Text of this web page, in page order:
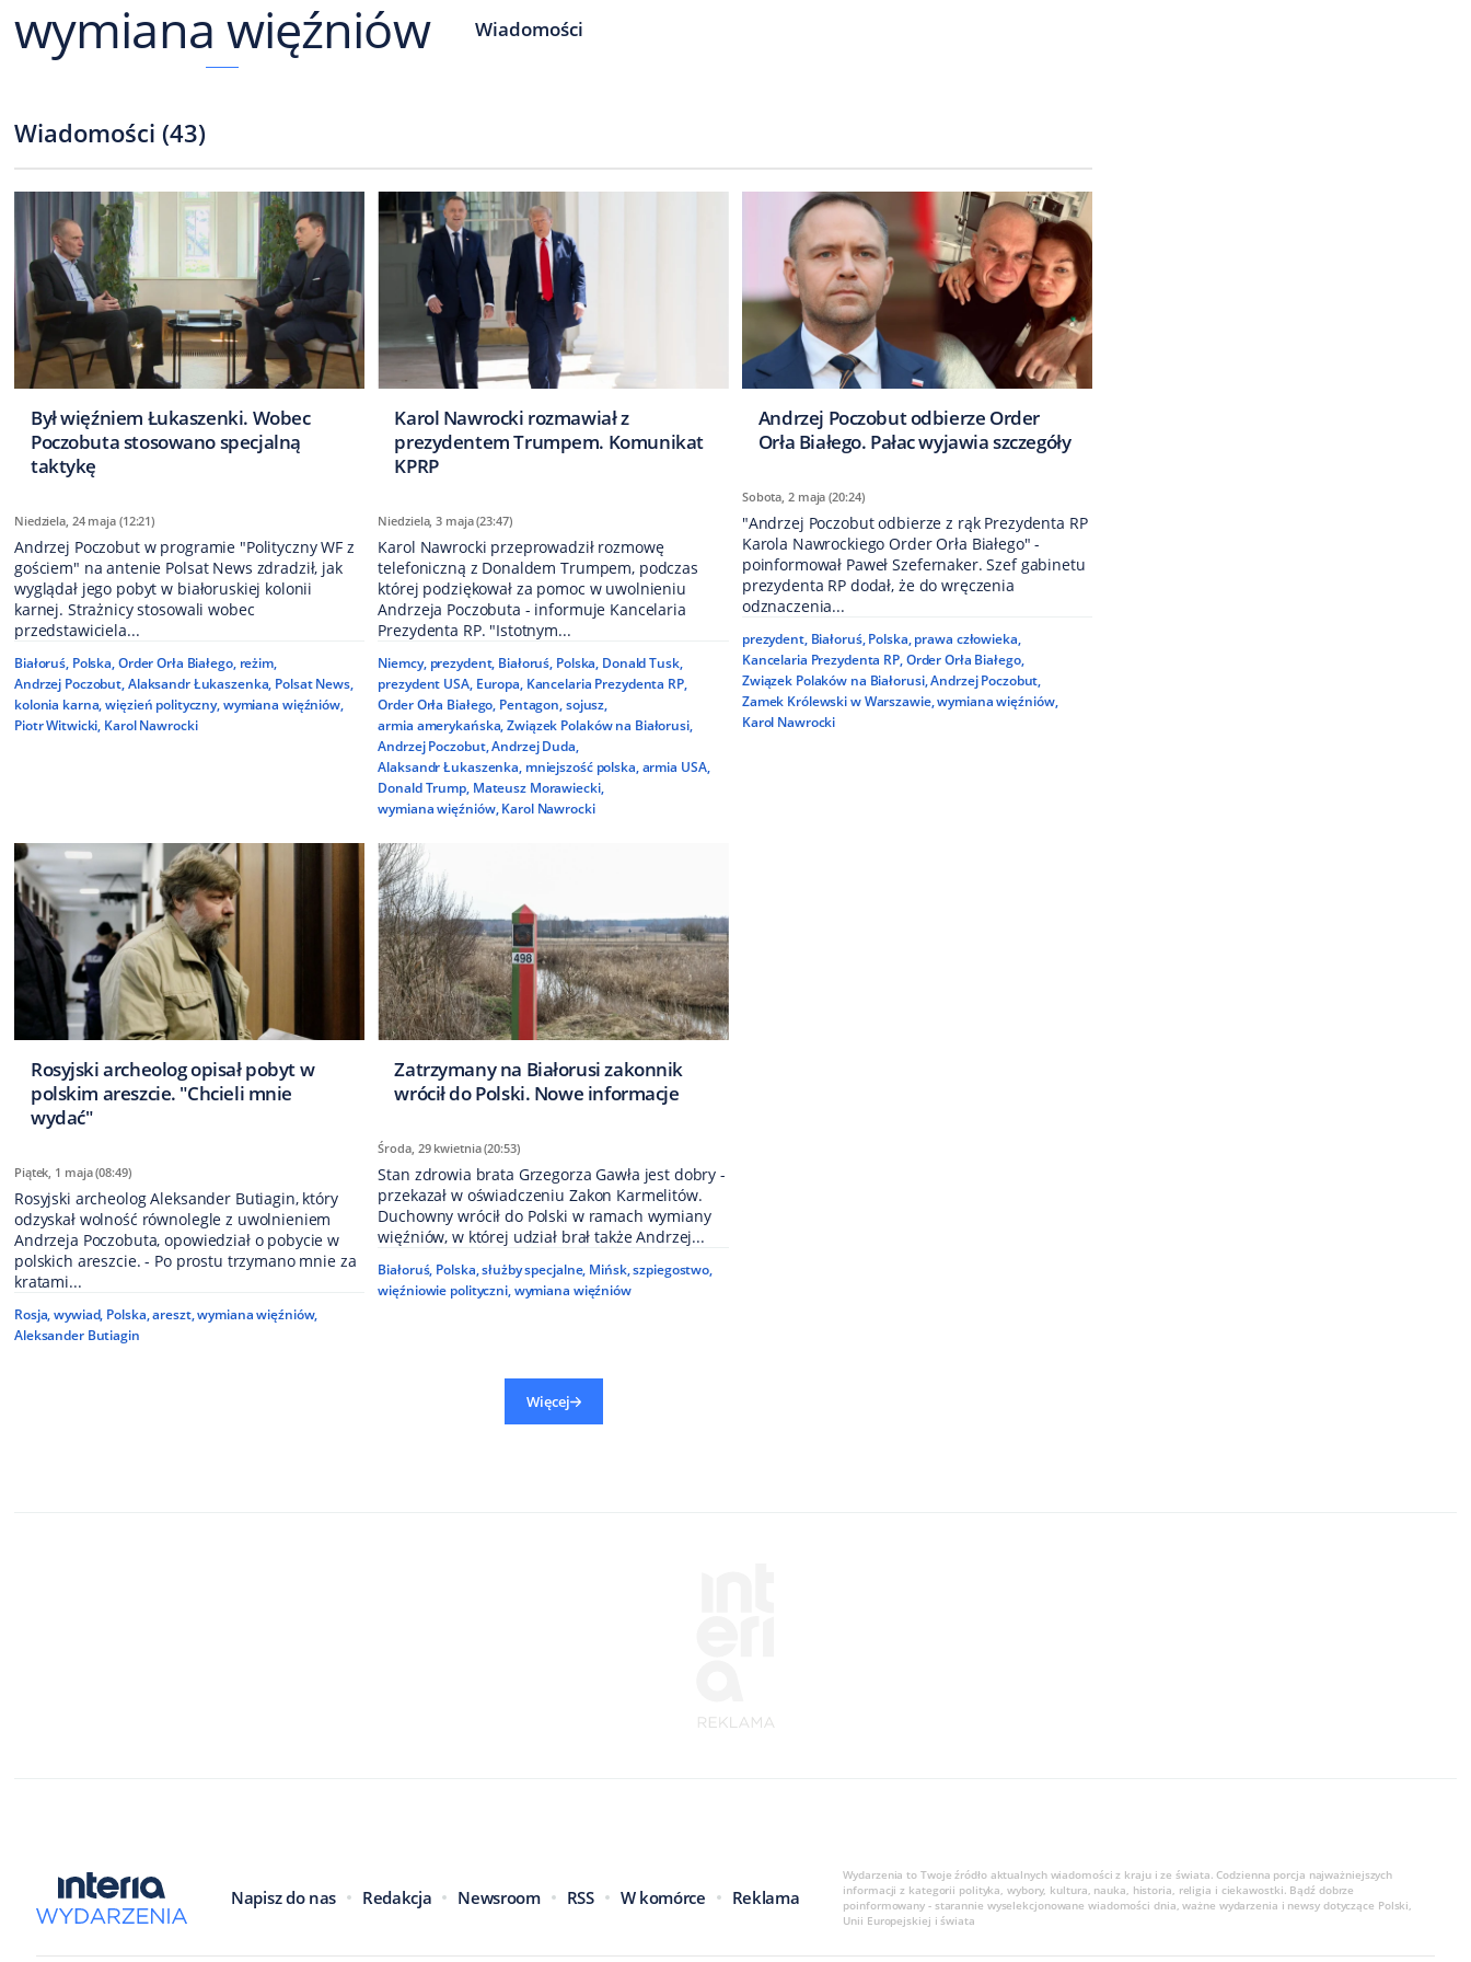
wymiana więźniów Wiadomości
Wiadomości (43)
Był więźniem Łukaszenki. Wobec
Poczobuta stosowano specjalną
taktykę
Niedziela, 24 maja (12:21)
Andrzej Poczobut w programie "Polityczny WF z
gościem" na antenie Polsat News zdradził, jak
wyglądał jego pobyt w białoruskiej kolonii
karnej. Strażnicy stosowali wobec
przedstawiciela...
Białoruś, Polska,Order Orła Białego, reżim,
Andrzej Poczobut,Alaksandr Łukaszenka, Polsat News,
kolonia karna,więzień polityczny,wymiana więźniów,
Piotr Witwicki, Karol Nawrocki
Karol Nawrocki rozmawiał z
prezydentem Trumpem. Komunikat
KPRP
Niedziela, 3 maja (23:47)
Karol Nawrocki przeprowadził rozmowę
telefoniczną z Donaldem Trumpem, podczas
której podziękował za pomoc w uwolnieniu
Andrzeja Poczobuta - informuje Kancelaria
Prezydenta RP. "Istotnym...
Niemcy, prezydent, Białoruś, Polska, Donald Tusk,
prezydent USA, Europa, Kancelaria Prezydenta RP,
Order Orła Białego, Pentagon,sojusz,
armia amerykańska,Związek Polaków na Białorusi,
Andrzej Poczobut,Andrzej Duda,
Alaksandr Łukaszenka, mniejszość polska,armia USA,
Donald Trump, Mateusz Morawiecki,
wymiana więźniów, Karol Nawrocki
Andrzej Poczobut odbierze Order
Orła Białego. Pałac wyjawia szczegóły
Sobota, 2 maja (20:24)
"Andrzej Poczobut odbierze z rąk Prezydenta RP
Karola Nawrockiego Order Orła Białego" -
poinformował Paweł Szefernaker. Szef gabinetu
prezydenta RP dodał, że do wręczenia
odznaczenia...
prezydent, Białoruś, Polska, prawa człowieka,
Kancelaria Prezydenta RP,Order Orła Białego,
Związek Polaków na Białorusi,Andrzej Poczobut,
Zamek Królewski w Warszawie,wymiana więźniów,
Karol Nawrocki
Rosyjski archeolog opisał pobyt w
polskim areszcie. "Chcieli mnie
wydać"
Piątek, 1 maja (08:49)
Rosyjski archeolog Aleksander Butiagin, który
odzyskał wolność równolegle z uwolnieniem
Andrzeja Poczobuta, opowiedział o pobycie w
polskich areszcie. - Po prostu trzymano mnie za
kratami...
Rosja,wywiad, Polska,areszt,wymiana więźniów,
Aleksander Butiagin
Zatrzymany na Białorusi zakonnik
wrócił do Polski. Nowe informacje
Środa, 29 kwietnia (20:53)
Stan zdrowia brata Grzegorza Gawła jest dobry -
przekazał w oświadczeniu Zakon Karmelitów.
Duchowny wrócił do Polski w ramach wymiany
więźniów, w której udział brał także Andrzej...
Białoruś, Polska,służby specjalne, Mińsk,szpiegostwo,
więźniowie polityczni,wymiana więźniów
Więcej
Napisz do nas Redakcja Newsroom RSS W komórce Reklama
Wydarzenia to Twoje źródło aktualnych wiadomości z kraju i ze świata. Codzienna porcja najważniejszych
informacji z kategorii polityka, wybory, kultura, nauka, historia, religia i ciekawostki. Bądź dobrze
poinformowany - starannie wyselekcjonowane wiadomości dnia, ważne wydarzenia i newsy dotyczące Polski,
Unii Europejskiej i świata